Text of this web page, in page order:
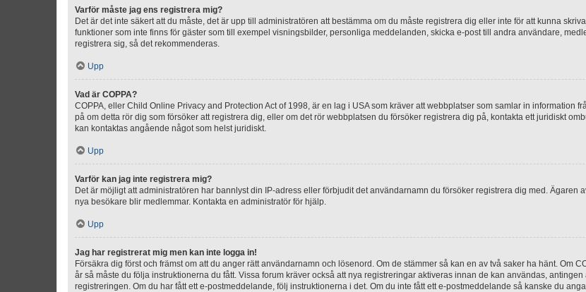
Varför måste jag ens registrera mig?
Det är det inte säkert att du måste, det är upp till administratören att bestämma om du måste registrera dig eller inte för att kunna
funktioner som inte finns för gäster som till exempel visningsbilder, personliga meddelanden, skicka e-post till andra användare,
registrera sig, så det rekommenderas.
Upp
Vad är COPPA?
COPPA, eller Child Online Privacy and Protection Act of 1998, är en lag i USA som kräver att webbplatser som samlar in information
på om detta rör dig som försöker att registrera dig, eller om det rör webbplatsen du försöker registrera dig på, kontakta ett juridiskt
kan kontaktas angående något som helst juridiskt.
Upp
Varför kan jag inte registrera mig?
Det är möjligt att administratören har bannlyst din IP-adress eller förbjudit det användarnamn du försöker registrera dig med.
nya besökare blir medlemmar. Kontakta en administratör för hjälp.
Upp
Jag har registrerat mig men kan inte logga in!
Försäkra dig först och främst om att du anger rätt användarnamn och lösenord. Om de stämmer så kan en av två saker ha hänt. Om
år så måste du följa instruktionerna du fått. Vissa forum kräver också att nya registreringar aktiveras innan de kan användas,
registreringen. Om du har fått ett e-postmeddelande, följ instruktionerna i det. Om du inte fått ett e-postmeddelande så kanske du